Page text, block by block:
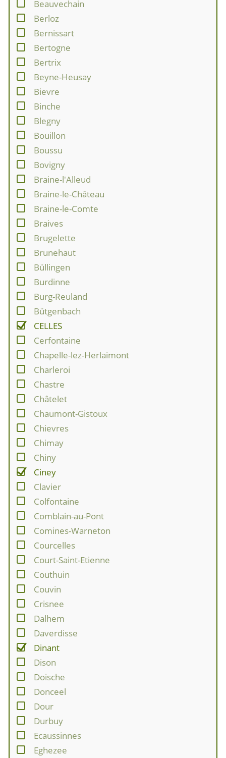
Beauvechain
Berloz
Bernissart
Bertogne
Bertrix
Beyne-Heusay
Bievre
Binche
Blegny
Bouillon
Boussu
Bovigny
Braine-l'Alleud
Braine-le-Château
Braine-le-Comte
Braives
Brugelette
Brunehaut
Büllingen
Burdinne
Burg-Reuland
Bütgenbach
CELLES
Cerfontaine
Chapelle-lez-Herlaimont
Charleroi
Chastre
Châtelet
Chaumont-Gistoux
Chievres
Chimay
Chiny
Ciney
Clavier
Colfontaine
Comblain-au-Pont
Comines-Warneton
Courcelles
Court-Saint-Etienne
Couthuin
Couvin
Crisnee
Dalhem
Daverdisse
Dinant
Dison
Doische
Donceel
Dour
Durbuy
Ecaussinnes
Eghezee